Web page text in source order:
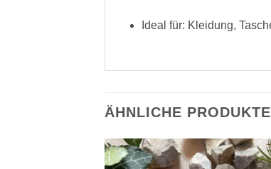
Ideal für: Kleidung,
ÄHNLICHE PRODUKTE